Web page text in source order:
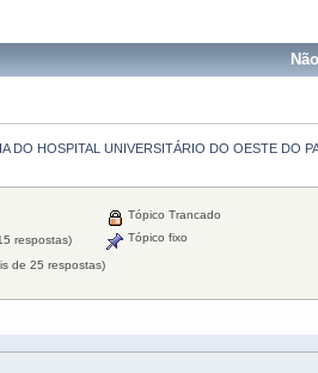
DO HOSPITAL UNIVERSITÁRIO DO OESTE DO
respostas)
de 25 respostas)
Tópico Trancado
Tópico fixo